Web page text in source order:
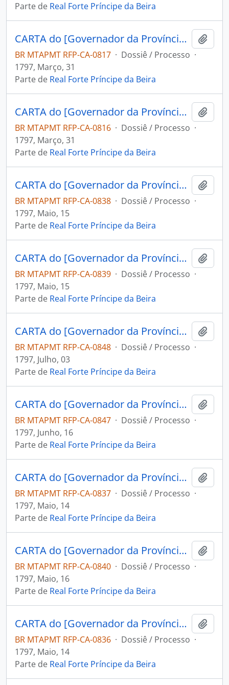
Parte de Real Forte Príncipe da Beira
CARTA do [Governador da Província de Mochos] Miguel [Zamora Freviño Nassare Manrique de Lara] ao Capitão Engenheiro e Comandante do Forte Príncipe da Beira José Pinheiro de Lacerda.
BR MTAPMT RFP-CA-0817 · Dossiê / Processo ·
1797, Março, 31
Parte de Real Forte Príncipe da Beira
CARTA do [Governador da Província de Mochos] Miguel [Zamora Freviño Nassare Manrique de Lara] ao Comandante do Forte Príncipe da Beira José Pinheiro de Lacerda.
BR MTAPMT RFP-CA-0816 · Dossiê / Processo ·
1797, Março, 31
Parte de Real Forte Príncipe da Beira
CARTA do [Governador da Província de Mochos] Miguel Zamora Freviño Nassare Manrique de Lara ao Capitão Engenheiro e Comandante do Forte Príncipe da Beira Jose Pinheiro de Lacerda.
BR MTAPMT RFP-CA-0838 · Dossiê / Processo ·
1797, Maio, 15
Parte de Real Forte Príncipe da Beira
CARTA do [Governador da Província de Mochos] Miguel Zamora Freviño Nassare Manrique de Lara ao Capitão Engenheiro e Comandante do Forte Príncipe da Beira Jose Pinheiro de Lacerda.
BR MTAPMT RFP-CA-0839 · Dossiê / Processo ·
1797, Maio, 15
Parte de Real Forte Príncipe da Beira
CARTA do [Governador da Província de Mochos] Miguel Zamora Freviño Nassare Manrique de Lara ao Capitão Engenheiro e Comandante do Forte Príncipe da Beira José Pinheiro de Lacerda.
BR MTAPMT RFP-CA-0848 · Dossiê / Processo ·
1797, Julho, 03
Parte de Real Forte Príncipe da Beira
CARTA do [Governador da Província de Mochos] Miguel Zamora Freviño Nassare Manrique de Lara ao Capitão Engenheiro e Comandante do Forte Príncipe da Beira José Pinheiro de Lacerda.
BR MTAPMT RFP-CA-0847 · Dossiê / Processo ·
1797, Junho, 16
Parte de Real Forte Príncipe da Beira
CARTA do [Governador da Província de Mochos] Miguel Zamora Freviño Nassare Manrique de Lara ao Capitão Engenheiro e Comandante do Forte Príncipe da Beira Jose Pinheiro de Lacerda.
BR MTAPMT RFP-CA-0837 · Dossiê / Processo ·
1797, Maio, 14
Parte de Real Forte Príncipe da Beira
CARTA do [Governador da Província de Mochos] Miguel Zamora Freviño Nassare Manrique de Lara ao Capitão Engenheiro e Comandante do Forte Príncipe da Beira Jose Pinheiro de Lacerda.
BR MTAPMT RFP-CA-0840 · Dossiê / Processo ·
1797, Maio, 16
Parte de Real Forte Príncipe da Beira
CARTA do [Governador da Província de Mochos] Miguel Zamora Freviño Nassare Manrique de Lara ao Capitão Engenheiro e Comandante do Forte Príncipe da Beira Jose Pinheiro de Lacerda.
BR MTAPMT RFP-CA-0836 · Dossiê / Processo ·
1797, Maio, 14
Parte de Real Forte Príncipe da Beira